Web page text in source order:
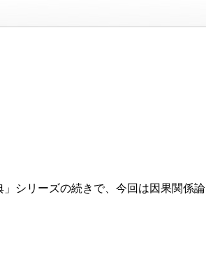
シリーズの続きで、今回は因果関係